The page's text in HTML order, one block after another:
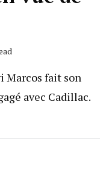
Marcos fait son
avec Cadillac.